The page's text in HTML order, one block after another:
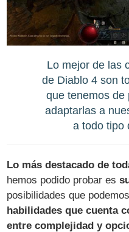
Lo mejor de las
de Diablo 4 son
que tenemos de
adaptarlas a
a todo tipo
Lo más destacado de
hemos podido probar es
posibilidades que
habilidades que cuenta
entre complejidad y